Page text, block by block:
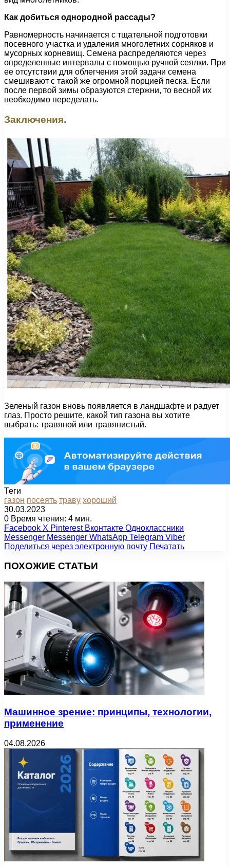
Как добиться однородной рассады?
Равномерность начинается с тщательной подготовки
посевного участка и удаления многолетних сорняков и
мусорных корневищ. Семена распределяются через
определенные интервалы с помощью ручной сеялки. При
ее отсутствии для облегчения этой задачи семена
смешивают с такой же огромной порцией песка. Если
после первой зимы образуются стержни, то весной их
необходимо переделать.
Заключения.
Зеленый газон вновь появляется в ландшафте и радует
глаз. Просто решите, какой тип газона вы хотите
выбрать: травяной или травянистый.
Теги
газон посеять траву хороший
30.03.2023
0 Время чтения: 4 мин.
Facebook X Pinterest Вконтакте Одноклассники
Messenger Messenger WhatsApp Telegram Viber
Поделиться через электронную почту Печатать
ПОХОЖИЕ СТАТЬИ
Машинное зрение: принципы, технологии,
применение
04.08.2026